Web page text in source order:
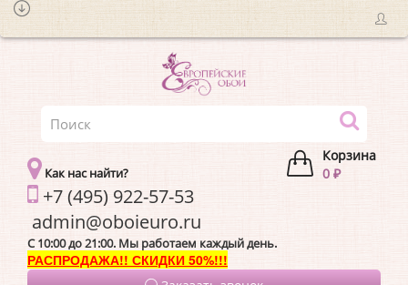
Корзина
0 ₽
Как нас найти?
+7 (495) 922-57-53
C 10:00 до 21:00. Мы работаем каждый день.
РАСПРОДАЖА!! СКИДКИ 50%!!!